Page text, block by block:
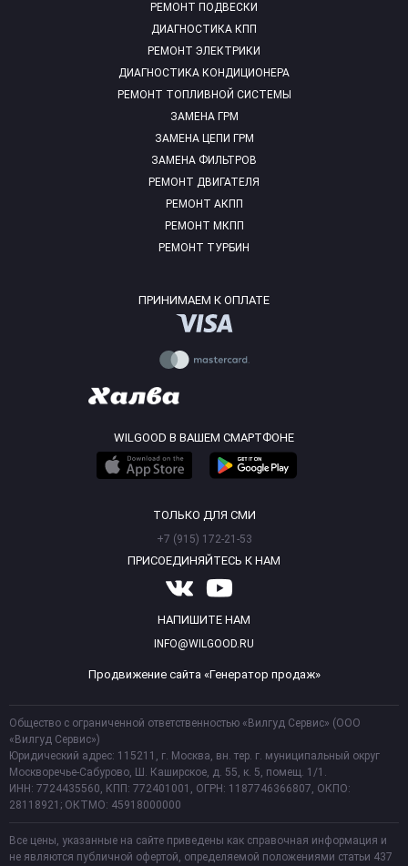
РЕМОНТ ПОДВЕСКИ
ДИАГНОСТИКА КПП
РЕМОНТ ЭЛЕКТРИКИ
ДИАГНОСТИКА КОНДИЦИОНЕРА
РЕМОНТ ТОПЛИВНОЙ СИСТЕМЫ
ЗАМЕНА ГРМ
ЗАМЕНА ЦЕПИ ГРМ
ЗАМЕНА ФИЛЬТРОВ
РЕМОНТ ДВИГАТЕЛЯ
РЕМОНТ АКПП
РЕМОНТ МКПП
РЕМОНТ ТУРБИН
ПРИНИМАЕМ К ОПЛАТЕ
WILGOOD В ВАШЕМ СМАРТФОНЕ
ТОЛЬКО ДЛЯ СМИ
+7 (915) 172-21-53
ПРИСОЕДИНЯЙТЕСЬ К НАМ
НАПИШИТЕ НАМ
INFO@WILGOOD.RU
Продвижение сайта «Генератор продаж»
Общество с ограниченной ответственностью «Вилгуд Сервис» (ООО
«Вилгуд Сервис»)
Юридический адрес: 115211, г. Москва, вн. тер. г. муниципальный округ
Москворечье-Сабурово, Ш. Каширское, д. 55, к. 5, помещ. 1/1.
ИНН: 7724435560, КПП: 772401001, ОГРН: 1187746366807, ОКПО:
28118921; ОКТМО: 45918000000
Все цены, указанные на сайте приведены как справочная информация и
не являются публичной офертой, определяемой положениями статьи 437